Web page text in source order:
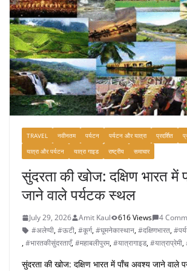
TRAVEL नवीनतम पर्यटन पर्यटन और यात्रा प्रदर्शित
यात्रा और पर्यटन
यात्रा गाइड राष्ट्रीय समाचार
सुंदरता की खोज: दक्षिण भारत में
जाने वाले पर्यटक स्थल
July 29, 2026 Amit Kaul 616 Views
4
#अलेप्पी,#ऊटी,#कूर्ग,#घूमनेकास्थान,#दक्षिणभारत,
,#भारतकीसुंदरताएँ,#महाबलीपुरम,#यात्रागाइड,#यात्राप्रेमी,
सुंदरता की खोज: दक्षिण भारत में पाँच अवश्य जाने वाले